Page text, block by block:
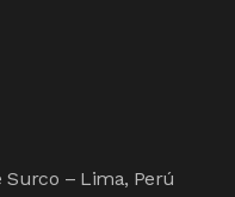
Surco – Lima, Perú